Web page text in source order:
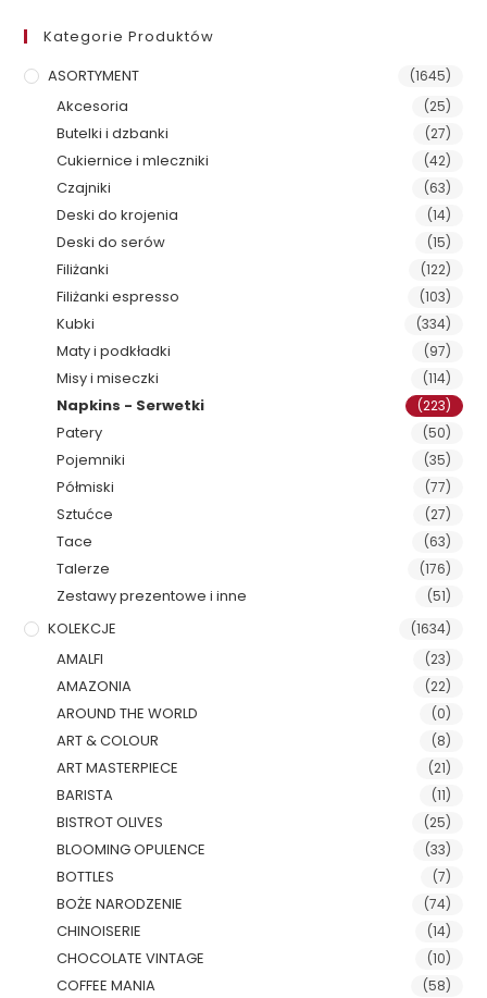
Kategorie Produktów
ASORTYMENT
(1645)
Akcesoria (25)
Butelki i dzbanki (27)
Cukiernice i mleczniki (42)
Czajniki (63)
Deski do krojenia (14)
Deski do serów (15)
Filiżanki (122)
Filiżanki espresso (103)
Kubki (334)
Maty i podkładki (97)
Misy i miseczki (114)
Napkins - Serwetki (223)
Patery (50)
Pojemniki (35)
Półmiski (77)
Sztućce (27)
Tace (63)
Talerze (176)
Zestawy prezentowe i inne (51)
KOLEKCJE (1634)
AMALFI (23)
AMAZONIA (22)
AROUND THE WORLD (0)
ART & COLOUR (8)
ART MASTERPIECE (21)
BARISTA (11)
BISTROT OLIVES (25)
BLOOMING OPULENCE (33)
BOTTLES (7)
BOŻE NARODZENIE (74)
CHINOISERIE (14)
CHOCOLATE VINTAGE (10)
COFFEE MANIA (58)